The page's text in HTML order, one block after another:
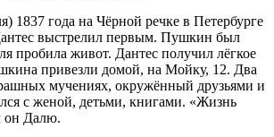
1837 года на Чёрной речке в Петербурге
выстрелил первым. Пушкин был
пробила живот. Дантес получил лёгкое
привезли домой, на Мойку, 12. Два
мучениях, окружённый друзьями и
с женой, детьми, книгами. «Жизнь
он Далю.